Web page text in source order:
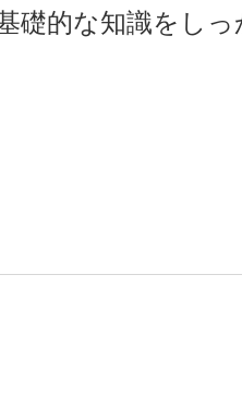
的な知識をし